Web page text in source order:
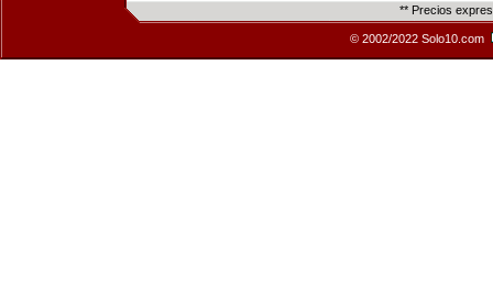
** Precios
© 2002/2022 Solo10.com